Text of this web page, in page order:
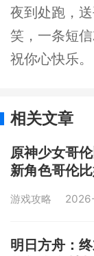
夜到处跑，
笑，一条短
祝你心快乐。
相关文章
原神少女哥
新角色哥伦
游戏攻略
明日方舟：